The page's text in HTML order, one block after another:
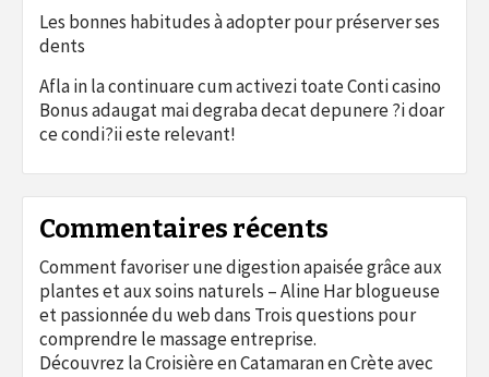
Les bonnes habitudes à adopter pour préserver ses
dents
Afla in la continuare cum activezi toate Conti casino
Bonus adaugat mai degraba decat depunere ?i doar
ce condi?ii este relevant!
Commentaires récents
Comment favoriser une digestion apaisée grâce aux
plantes et aux soins naturels – Aline Har blogueuse
et passionnée du webdans Trois questions pour
comprendre le massage entreprise.
Découvrez la Croisière en Catamaran en Crète avec